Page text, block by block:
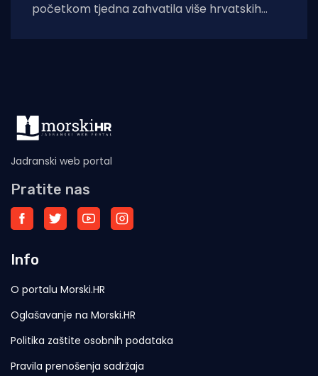
početkom tjedna zahvatila više hrvatskih
Jadranski web portal
Pratite nas
Info
O portalu Morski.HR
Oglašavanje na Morski.HR
Politika zaštite osobnih podataka
Pravila prenošenja sadržaja